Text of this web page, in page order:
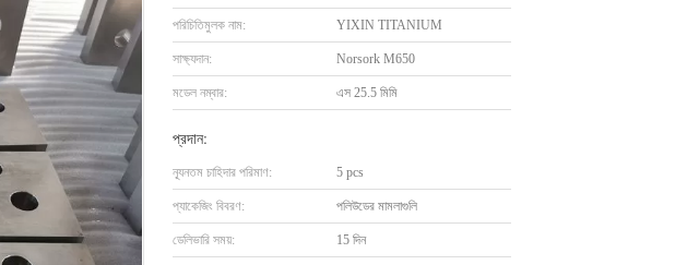
পরিচিতিমুলক নাম: YIXIN TITANIUM
সাক্ষ্যদান: Norsork M650
মডেল নম্বার: এস 25.5 মিমি
প্রদান:
ন্যূনতম চাহিদার পরিমাণ: 5 pcs
প্যাকেজিং বিবরণ: পলিউডের মামলাগুলি
ডেলিভারি সময়: 15 দিন